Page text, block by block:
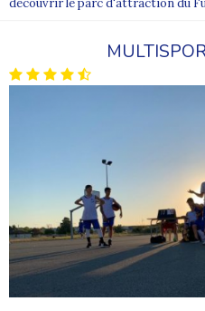
découvrir le parc d'attraction du